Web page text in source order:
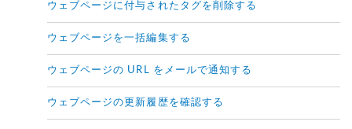
ウェブページに付与されたタグを削除する
ウェブページを一括編集する
ウェブページの URL をメールで通知する
ウェブページの更新履歴を確認する